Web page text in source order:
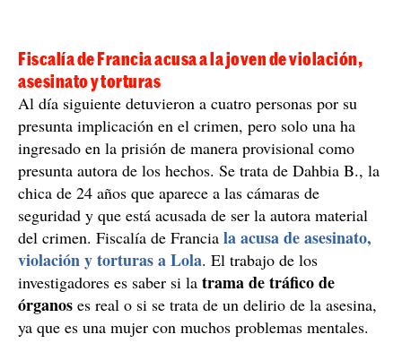
Fiscalía de Francia acusa a la joven de violación,
asesinato y torturas
Al día siguiente detuvieron a cuatro personas por su
presunta implicación en el crimen, pero solo una ha
ingresado en la prisión de manera provisional como
presunta autora de los hechos. Se trata de Dahbia B., la
chica de 24 años que aparece a las cámaras de
seguridad y que está acusada de ser la autora material
del crimen. Fiscalía de Franciala acusa de asesinato,
violación y torturas a Lola . El trabajo de los
investigadores es saber si la trama de tráfico de
órganoses real o si se trata de un delirio de la asesina,